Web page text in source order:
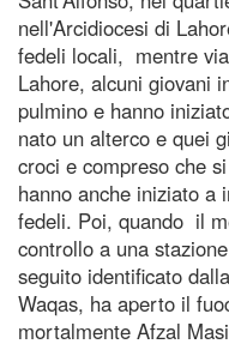
nell'Arcidiocesi di
fedeli locali, mentre
Lahore, alcuni giovani
pulmino e hanno
nato un alterco e quei
croci e compreso che
hanno anche iniziato
fedeli. Poi, quando il
controllo a una
seguito identificato
Waqas, ha aperto il
mortalmente Afzal